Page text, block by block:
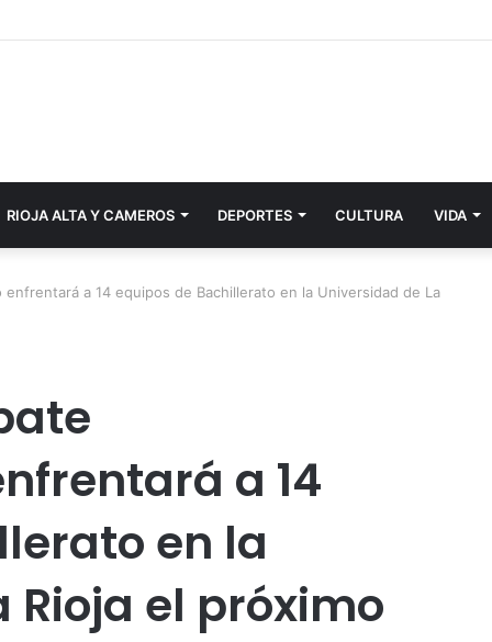
RIOJA ALTA Y CAMEROS DEPORTES CULTURA VIDA
a 14 equipos de Bachillerato en la Universidad de La
a 14
en la
Rioja el próximo